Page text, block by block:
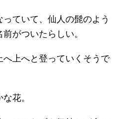
ていて、仙人の髭のよう
がついたらしい。
上へと登っていくそうで
花。